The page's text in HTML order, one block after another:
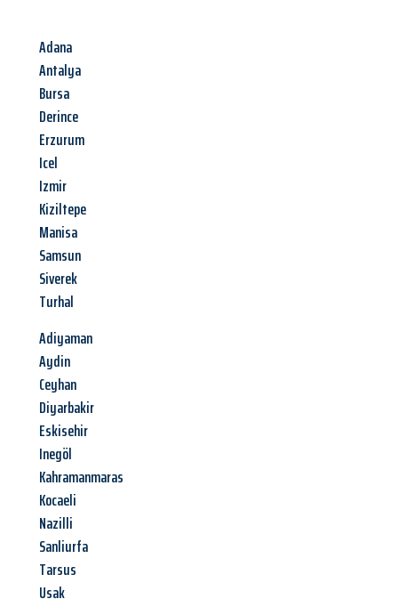
Adana
Antalya
Bursa
Derince
Erzurum
Icel
Izmir
Kiziltepe
Manisa
Samsun
Siverek
Turhal
Adiyaman
Aydin
Ceyhan
Diyarbakir
Eskisehir
Inegöl
Kahramanmaras
Kocaeli
Nazilli
Sanliurfa
Tarsus
Usak